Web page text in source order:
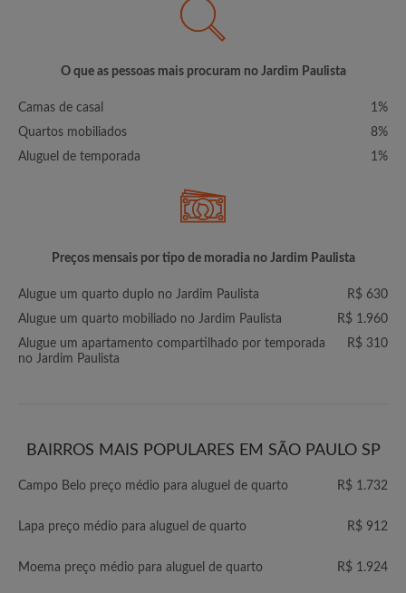
O que as pessoas mais procuram no Jardim Paulista
Camas de casal
1%
Quartos mobiliados
8%
Aluguel de temporada
1%
Preços mensais por tipo de moradia no Jardim Paulista
Alugue um quarto duplo no Jardim Paulista
R$ 630
Alugue um quarto mobiliado no Jardim Paulista
R$ 1.960
Alugue um apartamento compartilhado por temporada
no Jardim Paulista
R$ 310
BAIRROS MAIS POPULARES EM SÃO PAULO SP
Campo Belo preço médio para aluguel de quarto R$ 1.732
Lapa preço médio para aluguel de quarto R$ 912
Moema preço médio para aluguel de quarto R$ 1.924